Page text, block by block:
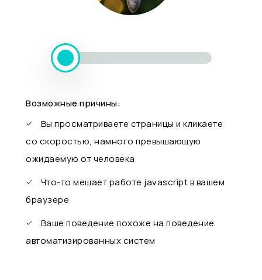
Возможные причины:
Вы просматриваете страницы и кликаете
со скоростью, намного превышающую
ожидаемую от человека
Что-то мешает работе javascript в вашем
браузере
Ваше поведение похоже на поведение
автоматизированных систем